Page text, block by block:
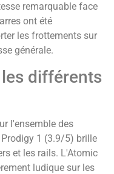
remarquable face
ont été
les frottements sur
générale.
différents
l'ensemble des
1 (3.9/5) brille
et les rails. L'Atomic
ludique sur les